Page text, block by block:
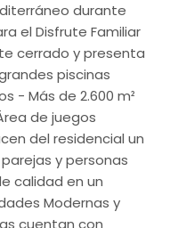
durante
el Disfrute Familiar
cerrado y presenta
piscinas
- Más de 2.600 m²
de juegos
del residencial un
y personas
calidad en un
Modernas y
cuentan con